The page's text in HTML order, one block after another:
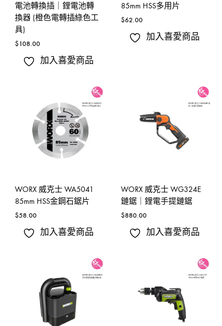
電池轉換插｜鋰電池轉
換器 (橙色電轉插綠色工
具)
$108.00
加入喜愛商品
85mm HSS多用片
$62.00
加入喜愛商品
WORX 威克士 WA5041
85mm HSS金鋼石鋸片
$58.00
加入喜愛商品
WORX 威克士 WG324E
鏈鋸｜鋰電手提鏈鋸
$880.00
加入喜愛商品